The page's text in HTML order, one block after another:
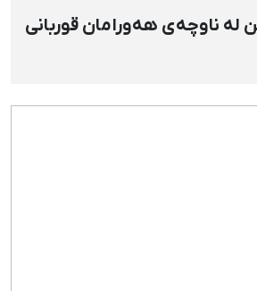
لە ناوچەی هەورامان قوربانی